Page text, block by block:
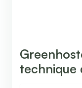
technique